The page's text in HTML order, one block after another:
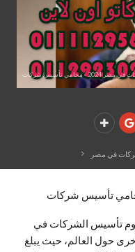
محامي تأسيس شركات
في مصر
تأسيس شركات
تأسيس الشركات في
حول العالم، حيث يبلغ